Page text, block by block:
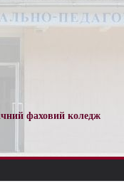
фаховий коледж